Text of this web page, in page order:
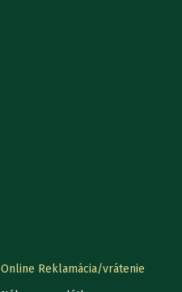
Online Reklamácia/vrátenie